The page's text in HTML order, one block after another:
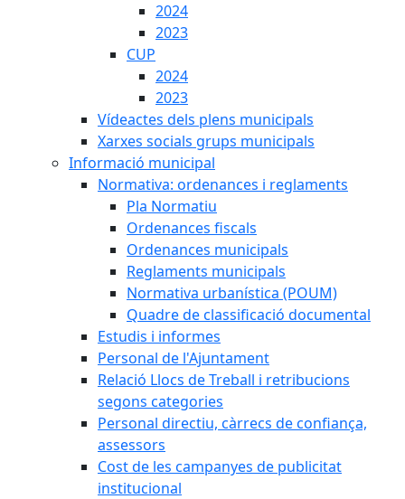
2024
2023
CUP
2024
2023
Vídeactes dels plens municipals
Xarxes socials grups municipals
Informació municipal
Normativa: ordenances i reglaments
Pla Normatiu
Ordenances fiscals
Ordenances municipals
Reglaments municipals
Normativa urbanística (POUM)
Quadre de classificació documental
Estudis i informes
Personal de l'Ajuntament
Relació Llocs de Treball i retribucions
segons categories
Personal directiu, càrrecs de confiança,
assessors
Cost de les campanyes de publicitat
institucional